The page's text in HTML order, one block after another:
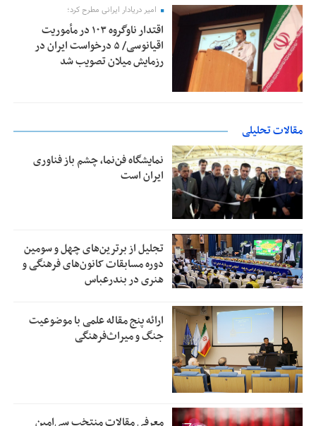
امیر دریادار ایرانی مطرح کرد؛
اقتدار ناوگروه ۱۰۳ در مأموریت‌
اقیانوسی/ ۵ درخواست ایران در
رزمایش میلان تصویب شد
مقالات تحلیلی
نمایشگاه فن‌نما، چشم باز فناوری
ایران است
تجلیل از بر‌ترین‌های چهل و سومین
دوره مسابقات کانون‌های فرهنگی و
هنری در بندرعباس
ارائه پنج مقاله علمی با موضوعیت
جنگ و میراث‌فرهنگی